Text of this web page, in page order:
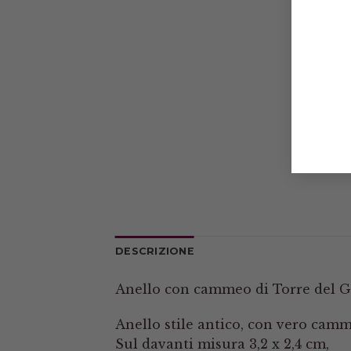
DESCRIZIONE
Anello con cammeo di Torre del
Anello stile antico, con vero
Sul davanti misura 3,2 x 2,4 cm,